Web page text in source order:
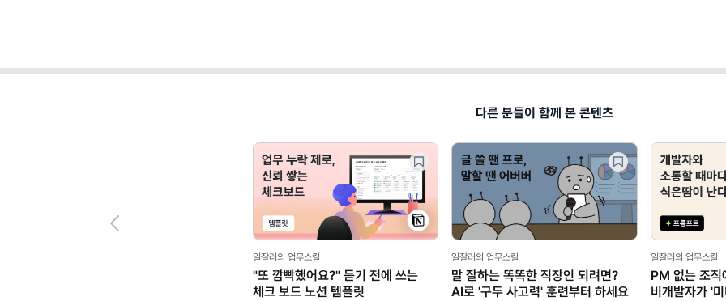
다른 분들이 함께 본 콘텐츠
일잘러의 업무스킬
"또 깜빡했어요?" 듣기 전에 쓰는
체크 보드 노션 템플릿
일잘러의 업무스킬
말 잘하는 똑똑한 직장인 되려면?
AI로 '구두 사고력' 훈련부터 하세요
일잘러의 업무스킬
PM 없는 조직
비개발자가 '